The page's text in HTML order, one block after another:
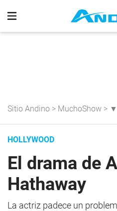
Sitio Andino > MuchoShow > ▼
HOLLYWOOD
El drama de
Hathaway
La actriz padece un